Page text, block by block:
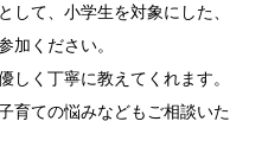
して、小学生を対象にした、
加ください。
しく丁寧に教えてくれます。
育ての悩みなどもご相談いた